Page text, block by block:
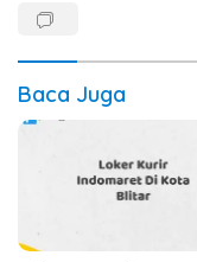
Baca Juga